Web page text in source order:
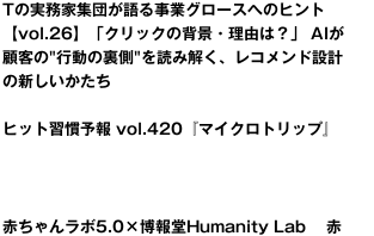
Tの実務家集団が語る事業グロースへのヒント
【vol.26】「クリックの背景・理由は？」 AIが
顧客の"行動の裏側"を読み解く、レコメンド設計
の新しいかたち
ヒット習慣予報 vol.420『マイクロトリップ』
赤ちゃんラボ5.0×博報堂Humanity Lab 赤